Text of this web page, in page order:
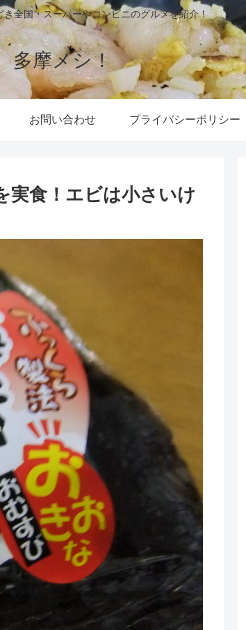
き全国・スーパーやコンビニのグルメを紹介！
多摩メシ！
お問い合わせ プライバシーポリシー
実食！エビは小さいけ